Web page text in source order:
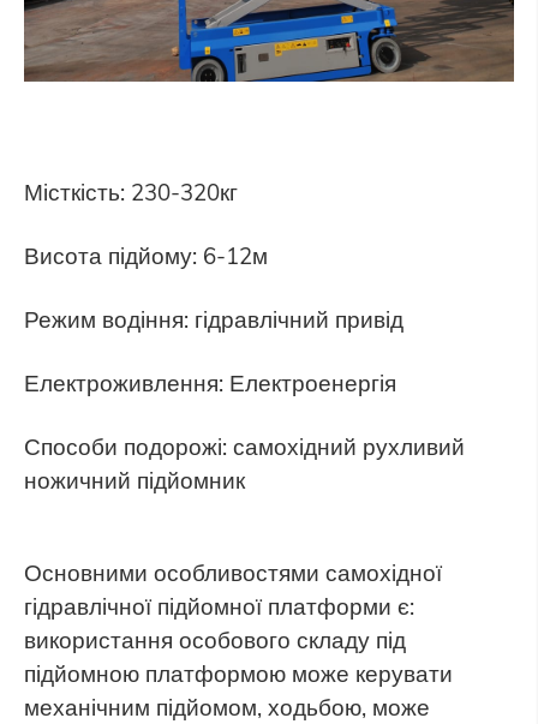
Місткість: 230-320кг
Висота підйому: 6-12м
Режим водіння: гідравлічний привід
Електроживлення: Електроенергія
Способи подорожі: самохідний рухливий
ножичний підйомник
Основними особливостями самохідної
гідравлічної підйомної платформи є:
використання особового складу під
підйомною платформою може керувати
механічним підйомом, ходьбою, може